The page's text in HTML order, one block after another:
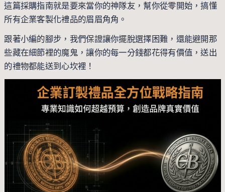
這篇採購指南就是要來當你的神隊友，幫你從零開始，搞懂
所有企業客製化禮品的眉眉角角。
跟著小編的腳步，我們保證讓你擺脫選擇困難，還能避開那
些藏在細節裡的魔鬼，讓你的每一分錢都花得有價值，送出
的禮物都能送到心坎裡！